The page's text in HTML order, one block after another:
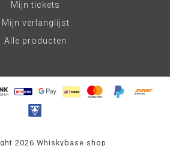
Mijn tickets
Mijn verlanglijst
Alle producten
2026 Whiskybase shop